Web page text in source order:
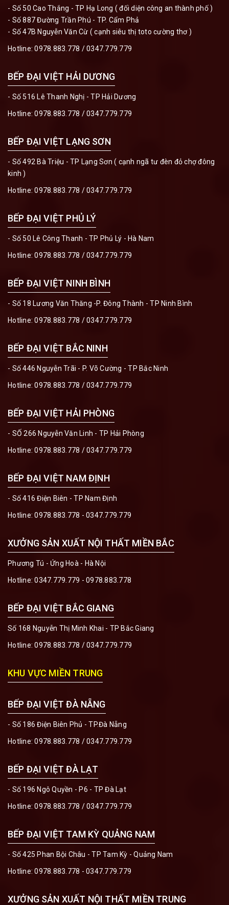
- Số 50 Cao Thắng - TP Hạ Long ( đối diện công an thành phố )
- Số 887 Đường Trần Phú - TP. Cẩm Phả
- Số 47B Nguyễn Văn Cừ ( cạnh siêu thị toto cường thơ )
Hotline:0978.883.778 /0347.779.779
BẾP ĐẠI VIỆT HẢI DƯƠNG
- Số 516 Lê Thanh Nghị - TP Hải Dương
Hotline:0978.883.778 /0347.779.779
BẾP ĐẠI VIỆT LẠNG SƠN
- Số 492 Bà Triệu - TP Lạng Sơn ( cạnh ngã tư đèn đỏ chợ đông
kinh )
Hotline:0978.883.778 /0347.779.779
BẾP ĐẠI VIỆT PHỦ LÝ
- Số 50 Lê Công Thanh - TP Phủ Lý - Hà Nam
Hotline:0978.883.778 /0347.779.779
BẾP ĐẠI VIỆT NINH BÌNH
- Số 18 Lương Văn Thăng -P. Đông Thành - TP Ninh Bình
Hotline:0978.883.778 /0347.779.779
BẾP ĐẠI VIỆT BẮC NINH
- Số 446 Nguyễn Trãi - P. Võ Cường - TP Bắc Ninh
Hotline:0978.883.778 /0347.779.779
BẾP ĐẠI VIỆT HẢI PHÒNG
- SỐ 266 Nguyễn Văn Linh - TP Hải Phòng
Hotline:0978.883.778 /0347.779.779
BẾP ĐẠI VIỆT NAM ĐỊNH
- Số 416 Điện Biên - TP Nam Định
Hotline:0978.883.778 - 0347.779.779
XƯỞNG SẢN XUẤT NỘI THẤT MIỀN BẮC
Phương Tú - Ứng Hoà - Hà Nội
Hotline:0347.779.779 - 0978.883.778
BẾP ĐẠI VIỆT BẮC GIANG
Số 168 Nguyễn Thị Minh Khai - TP Bắc Giang
Hotline:0978.883.778 /0347.779.779
KHU VỰC MIỀN TRUNG
BẾP ĐẠI VIỆT ĐÀ NẴNG
- Số 186 Điện Biên Phủ - TP.Đà Nẵng
Hotline:0978.883.778 /0347.779.779
BẾP ĐẠI VIỆT ĐÀ LẠT
- Số 196 Ngô Quyền - P6 - TP Đà Lạt
Hotline:0978.883.778 /0347.779.779
BẾP ĐẠI VIỆT TAM KỲ QUẢNG NAM
- Số 425 Phan Bội Châu - TP Tam Kỳ - Quảng Nam
Hotline:0978.883.778 - 0347.779.779
XƯỞNG SẢN XUẤT NỘI THẤT MIỀN TRUNG